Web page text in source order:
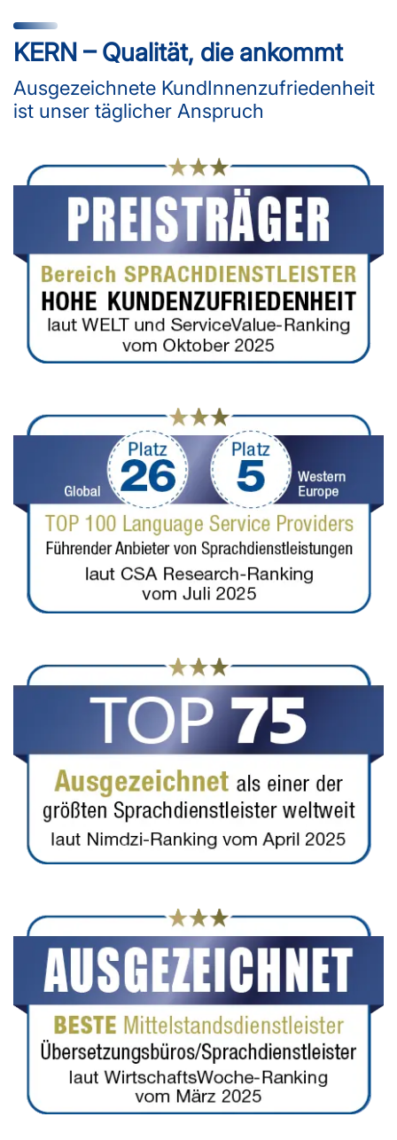
KERN – Qualität, die ankommt
Ausgezeichnete KundInnenzufriedenheit
ist unser täglicher Anspruch